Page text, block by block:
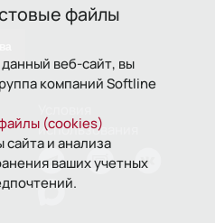
файлы
веб-сайт, вы
компаний Softline
(cookies)
и анализа
ваших учетных
использования